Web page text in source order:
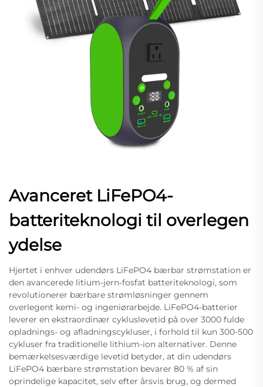
Avanceret LiFePO4-
batteriteknologi til overlegen
ydelse
Hjertet i enhver udendørs LiFePO4 bærbar strømstation er
den avancerede litium-jern-fosfat batteriteknologi, som
revolutionerer bærbare strømløsninger gennem
overlegent kemi- og ingeniørarbejde. LiFePO4-batterier
leverer en ekstraordinær cykluslevetid på over 3000 fulde
opladnings- og afladningscykluser, i forhold til kun 300-500
cykluser fra traditionelle lithium-ion alternativer. Denne
bemærkelsesværdige levetid betyder, at din udendørs
LiFePO4 bærbare strømstation bevarer 80 % af sin
oprindelige kapacitet, selv efter årsvis brug, og dermed